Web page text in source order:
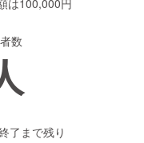
ア
は100,000円
数
了まで残り